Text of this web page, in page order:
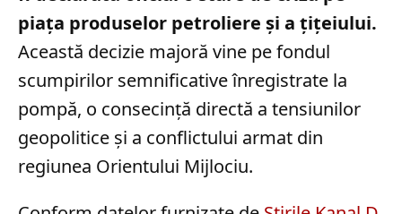
piața produselor petroliere și a țițeiului.
Această decizie majoră vine pe fondul
scumpirilor semnificative înregistrate la
pompă, o consecință directă a tensiunilor
geopolitice și a conflictului armat din
regiunea Orientului Mijlociu.